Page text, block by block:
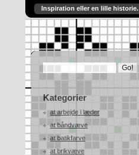
Inspiration eller en lille historie.
Kategorier
at arbejde i læder
at båndvæve
at batikfarve
at brikvæve